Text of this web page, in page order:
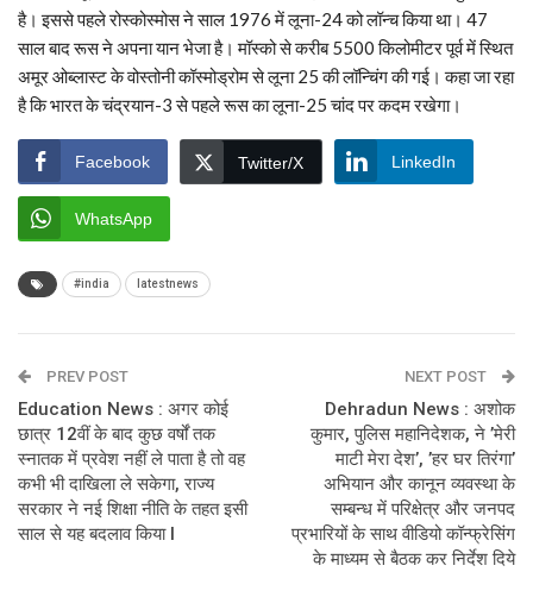
है। इससे पहले रोस्कोस्मोस ने साल 1976 में लूना-24 को लॉन्च किया था। 47
साल बाद रूस ने अपना यान भेजा है। मॉस्को से करीब 5500 किलोमीटर पूर्व में स्थित
अमूर ओब्लास्ट के वोस्तोनी कॉस्मोड्रोम से लूना 25 की लॉन्चिंग की गई। कहा जा रहा
है कि भारत के चंद्रयान-3 से पहले रूस का लूना-25 चांद पर कदम रखेगा।
Facebook Twitter/X LinkedIn
WhatsApp
#india latestnews
PREV POST
Education News : अगर कोई
छात्र 12वीं के बाद कुछ वर्षों तक
स्नातक में प्रवेश नहीं ले पाता है तो वह
कभी भी दाखिला ले सकेगा, राज्य
सरकार ने नई शिक्षा नीति के तहत इसी
साल से यह बदलाव किया I
NEXT POST
Dehradun News : अशोक
कुमार, पुलिस महानिदेशक, ने ’मेरी
माटी मेरा देश’, ’हर घर तिरंगा’
अभियान और कानून व्यवस्था के
सम्बन्ध में परिक्षेत्र और जनपद
प्रभारियों के साथ वीडियो कॉन्फ्रेसिंग
के माध्यम से बैठक कर निर्देश दिये